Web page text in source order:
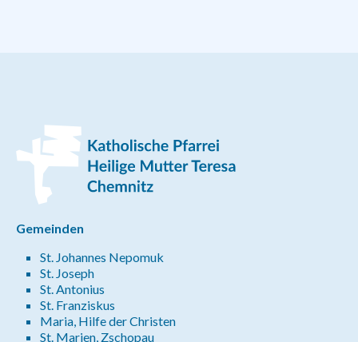
Gemeinden
St. Johannes Nepomuk
St. Joseph
St. Antonius
St. Franziskus
Maria, Hilfe der Christen
St. Marien, Zschopau